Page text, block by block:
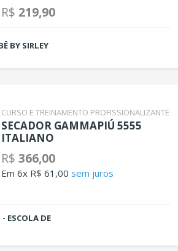
R$ 219,90
BY SIRLEY
CURSO E TREINAMENTO PROFISSIONALIZANTE
SECADOR GAMMAPIÚ 5555
ITALIANO
R$366,00
Em 6x R$ 61,00sem juros
ESCOLA DE